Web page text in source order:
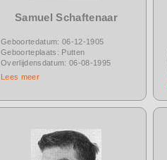
Samuel Schaftenaar
Geboortedatum: 06-12-1905
Geboorteplaats: Putten
Overlijdensdatum: 06-08-1995
Lees meer